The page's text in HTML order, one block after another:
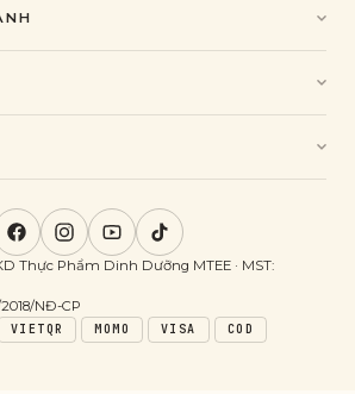
Thực Phẩm Dinh Dưỡng MTEE · MST:
NĐ-CP
VIETQR MOMO VISA COD